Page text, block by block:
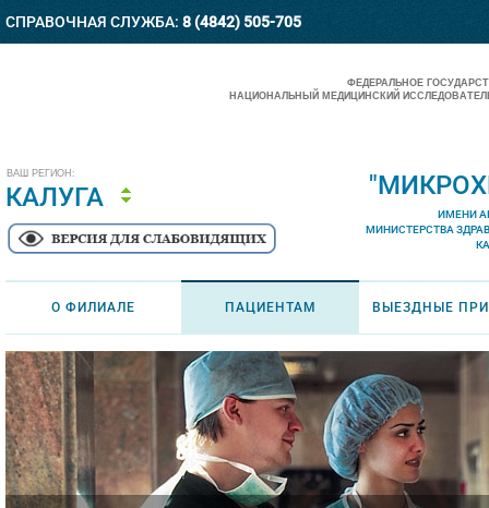
СПРАВОЧНАЯ СЛУЖБА: 8 (4842) 505-705
ВАШ РЕГИОН:
КАЛУГА
ФЕДЕРАЛЬНОЕ
НАЦИОНАЛЬНЫЙ МЕДИЦИНСКИЙ
ИМЕНИ
МИНИСТЕРСТВА
О ФИЛИАЛЕ ПАЦИЕНТАМ ВЫЕЗДНЫЕ